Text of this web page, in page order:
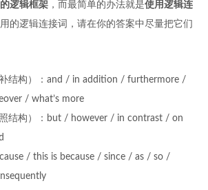
逻辑框架 ，而最简单的办法就是使用逻辑连
的逻辑连接词，请在你的答案中尽量把它们
结构）：and / in addition / furthermore /
/ what’s more
结构）：but / however / in contrast / on
/ this is because / since / as / so /